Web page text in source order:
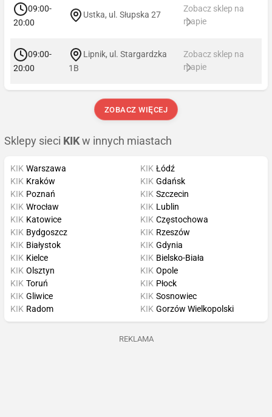
09:00-
20:00
Ustka, ul. Słupska 27
Zobacz sklep na
mapie
09:00-
20:00
Lipnik, ul. Stargardzka
1B
Zobacz sklep na
mapie
ZOBACZ WIĘCEJ
Sklepy sieci KIK w innych miastach
KIK Warszawa
KIK Kraków
KIK Poznań
KIK Wrocław
KIK Łódź
KIK Gdańsk
KIK Szczecin
KIK Lublin
KIK Katowice
KIK Bydgoszcz
KIK Białystok
KIK Kielce
KIK Częstochowa
KIK Rzeszów
KIK Gdynia
KIK Bielsko-Biała
KIK Olsztyn
KIK Toruń
KIK Gliwice
KIK Radom
KIK Opole
KIK Płock
KIK Sosnowiec
KIK Gorzów Wielkopolski
REKLAMA